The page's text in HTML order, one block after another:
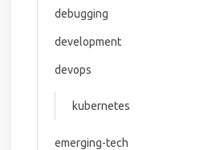
debugging
development
devops
kubernetes
emerging-tech